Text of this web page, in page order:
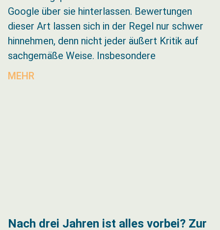
Google über sie hinterlassen. Bewertungen
dieser Art lassen sich in der Regel nur schwer
hinnehmen, denn nicht jeder äußert Kritik auf
sachgemäße Weise. Insbesondere
MEHR
Nach drei Jahren ist alles vorbei? Zur